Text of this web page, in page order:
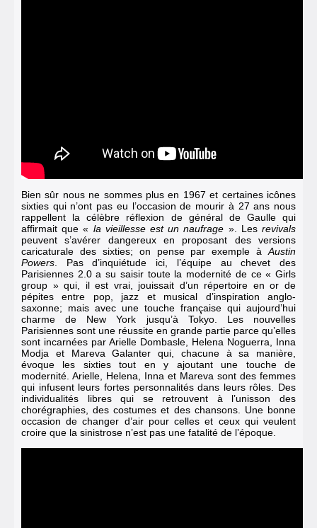
Bien sûr nous ne sommes plus en 1967 et certaines icônes
sixties qui n’ont pas eu l’occasion de mourir à 27 ans nous
rappellent la célèbre réflexion de général de Gaulle qui
affirmait que « la vieillesse est un naufrage ». Lesrevivals
peuvent s’avérer dangereux en proposant des versions
caricaturale des sixties; on pense par exemple àAustin
Powers. Pas d’inquiétude ici, l’équipe au chevet des
Parisiennes 2.0 a su saisir toute la modernité de ce « Girls
group » qui, il est vrai, jouissait d’un répertoire en or de
pépites entre pop, jazz et musical d’inspiration anglo-
saxonne; mais avec une touche française qui aujourd’hui
charme de New York jusqu’à Tokyo. Les nouvelles
Parisiennes sont une réussite en grande partie parce qu’elles
sont incarnées par Arielle Dombasle, Helena Noguerra, Inna
Modja et Mareva Galanter qui, chacune à sa manière,
évoque les sixties tout en y ajoutant une touche de
modernité. Arielle, Helena, Inna et Mareva sont des femmes
qui infusent leurs fortes personnalités dans leurs rôles. Des
individualités libres qui se retrouvent à l’unisson des
chorégraphies, des costumes et des chansons. Une bonne
occasion de changer d’air pour celles et ceux qui veulent
croire que la sinistrose n’est pas une fatalité de l’époque.